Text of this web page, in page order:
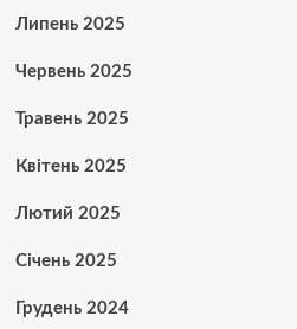
Липень 2025
Червень 2025
Травень 2025
Квітень 2025
Лютий 2025
Січень 2025
Грудень 2024